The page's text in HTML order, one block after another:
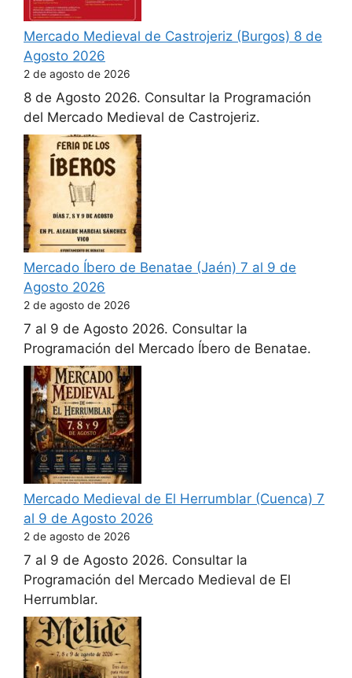
Mercado Medieval de Castrojeriz (Burgos) 8 de
Agosto 2026
2 de agosto de 2026
8 de Agosto 2026. Consultar la Programación
del Mercado Medieval de Castrojeriz.
Mercado Íbero de Benatae (Jaén) 7 al 9 de
Agosto 2026
2 de agosto de 2026
7 al 9 de Agosto 2026. Consultar la
Programación del Mercado Íbero de Benatae.
Mercado Medieval de El Herrumblar (Cuenca) 7
al 9 de Agosto 2026
2 de agosto de 2026
7 al 9 de Agosto 2026. Consultar la
Programación del Mercado Medieval de El
Herrumblar.